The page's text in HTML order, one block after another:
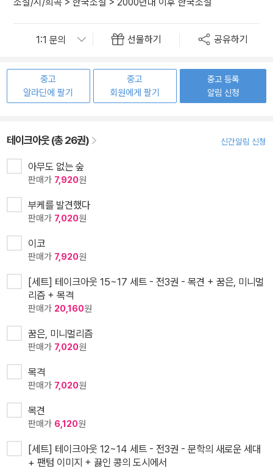
선물하기 공유하기
중고
알라딘에 팔기
중고
회원에게 팔기
중고 등록
알림 신청
테이크아웃 (총 26권) 신간알림 신청
아무도 없는 숲
판매가 7,920원
부케를 발견했다
판매가 7,020원
이코
판매가 7,920원
[세트] 테이크아웃 15~17 세트 - 전3권 - 목견 + 꿈은, 미니멀
리즘 + 목격
판매가 20,160원
꿈은, 미니멀리즘
판매가 7,020원
목격
판매가 7,020원
목견
판매가 6,120원
[세트] 테이크아웃 12~14 세트 - 전3권 - 문학의 새로운 세대
+ 팬텀 이미지 + 끓인 콩의 도시에서